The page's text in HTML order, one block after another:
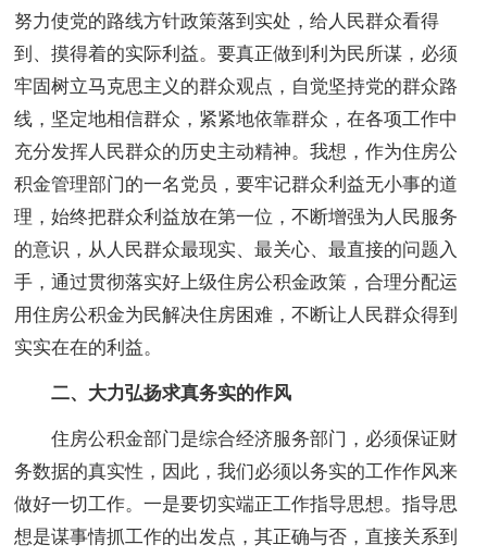
努力使党的路线方针政策落到实处，给人民群众看得
到、摸得着的实际利益。要真正做到利为民所谋，必须
牢固树立马克思主义的群众观点，自觉坚持党的群众路
线，坚定地相信群众，紧紧地依靠群众，在各项工作中
充分发挥人民群众的历史主动精神。我想，作为住房公
积金管理部门的一名党员，要牢记群众利益无小事的道
理，始终把群众利益放在第一位，不断增强为人民服务
的意识，从人民群众最现实、最关心、最直接的问题入
手，通过贯彻落实好上级住房公积金政策，合理分配运
用住房公积金为民解决住房困难，不断让人民群众得到
实实在在的利益。
二、大力弘扬求真务实的作风
住房公积金部门是综合经济服务部门，必须保证财
务数据的真实性，因此，我们必须以务实的工作作风来
做好一切工作。一是要切实端正工作指导思想。指导思
想是谋事情抓工作的出发点，其正确与否，直接关系到